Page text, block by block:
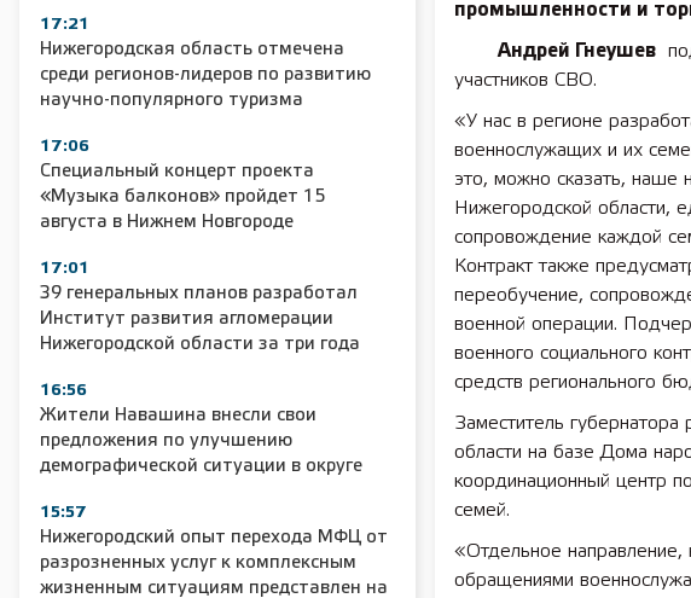
17:21
Нижегородская область отмечена
среди регионов-лидеров по развитию
научно-популярного туризма
17:06
Специальный концерт проекта
«Музыка балконов» пройдет 15
августа в Нижнем Новгороде
17:01
39 генеральных планов разработал
Институт развития агломерации
Нижегородской области за три года
16:56
Жители Навашина внесли свои
предложения по улучшению
демографической ситуации в округе
15:57
Нижегородский опыт перехода МФЦ от
разрозненных услуг к комплексным
жизненным ситуациям представлен на
промышленности и
Андрей Гнеушев
участников СВО.
«У нас в регионе
военнослужащих и их
это, можно сказать, наше
Нижегородской области,
сопровождение каждой
Контракт также
переобучение,
военной операции.
военного социального
средств регионального
Заместитель
области на базе Дома
координационный центр
семей.
«Отдельное
обращениями
2025 11 01 55 лет СОШ №2